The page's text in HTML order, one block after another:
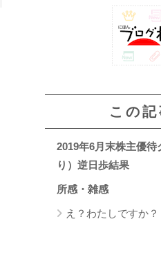
この
2019年6月末株主優
り）逆日歩結果
所感・雑感
え？わたしですか？